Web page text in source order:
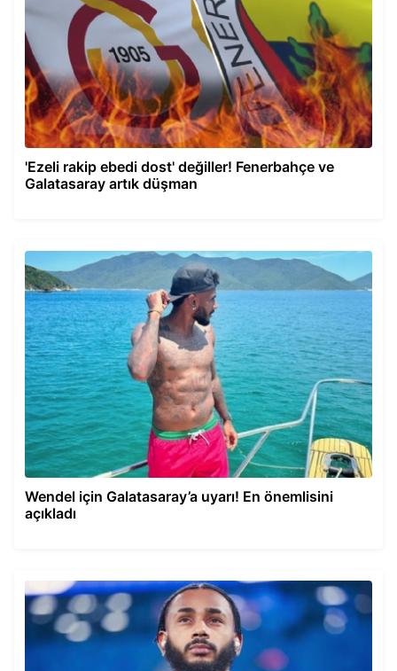
'Ezeli rakip ebedi dost' değiller! Fenerbahçe ve
Galatasaray artık düşman
Wendel için Galatasaray’a uyarı! En önemlisini
açıkladı